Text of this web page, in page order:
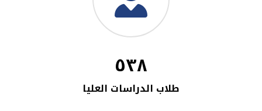
٥٣٨
طلاب الدراسات العليا